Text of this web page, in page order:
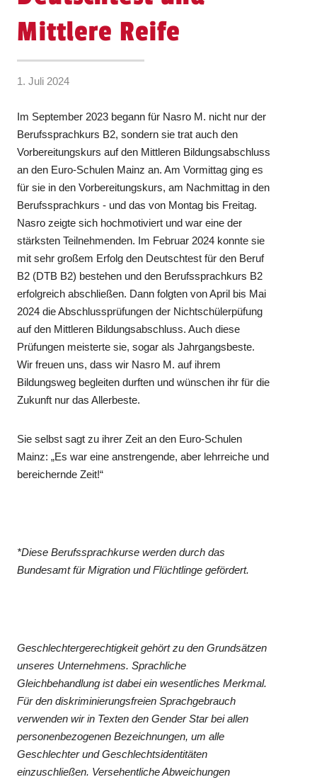
Mittlere Reife
1. Juli 2024
Im September 2023 begann für Nasro M. nicht nur der
Berufssprachkurs B2, sondern sie trat auch den
Vorbereitungskurs auf den Mittleren Bildungsabschluss
an den Euro-Schulen Mainz an. Am Vormittag ging es
für sie in den Vorbereitungskurs, am Nachmittag in den
Berufssprachkurs - und das von Montag bis Freitag.
Nasro zeigte sich hochmotiviert und war eine der
stärksten Teilnehmenden. Im Februar 2024 konnte sie
mit sehr großem Erfolg den Deutschtest für den Beruf
B2 (DTB B2) bestehen und den Berufssprachkurs B2
erfolgreich abschließen. Dann folgten von April bis Mai
2024 die Abschlussprüfungen der Nichtschülerpüfung
auf den Mittleren Bildungsabschluss. Auch diese
Prüfungen meisterte sie, sogar als Jahrgangsbeste.
Wir freuen uns, dass wir Nasro M. auf ihrem
Bildungsweg begleiten durften und wünschen ihr für die
Zukunft nur das Allerbeste.
Sie selbst sagt zu ihrer Zeit an den Euro-Schulen
Mainz: „Es war eine anstrengende, aber lehrreiche und
bereichernde Zeit!“
*Diese Berufssprachkurse werden durch das
Bundesamt für Migration und Flüchtlinge gefördert.
Geschlechtergerechtigkeit gehört zu den Grundsätzen
unseres Unternehmens. Sprachliche
Gleichbehandlung ist dabei ein wesentliches Merkmal.
Für den diskriminierungsfreien Sprachgebrauch
verwenden wir in Texten den Gender Star bei allen
personenbezogenen Bezeichnungen, um alle
Geschlechter und Geschlechtsidentitäten
einzuschließen. Versehentliche Abweichungen